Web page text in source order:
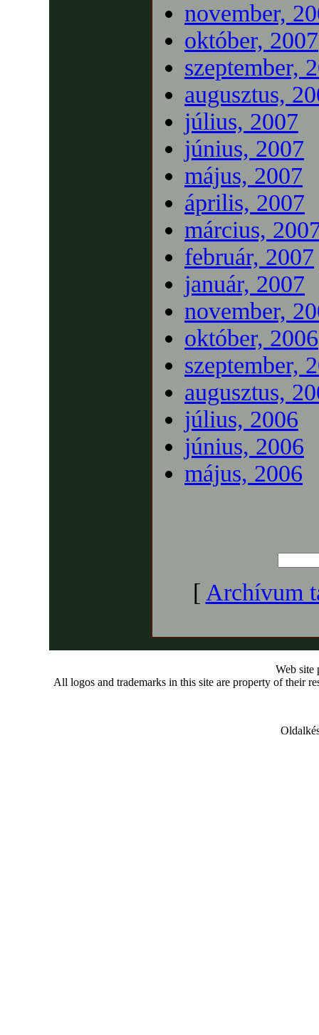
november,
október, 2007
szeptember,
augusztus,
július, 2007
június, 2007
május, 2007
április, 2007
március,
február, 2007
január, 2007
november,
október, 2006
szeptember,
augusztus,
július, 2006
június, 2006
május, 2006
[ Archívum
Web site
All logos and trademarks in this site are property of their